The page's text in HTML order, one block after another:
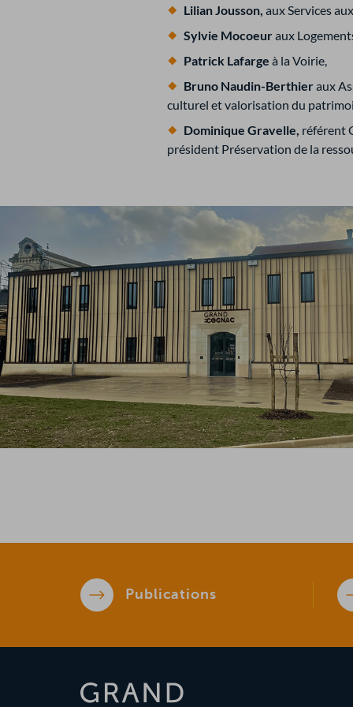
Lilian Jousson, aux Services
Sylvie Mocoeuraux
Patrick Lafarge à la Voirie,
Bruno Naudin-Berthieraux
culturel et valorisation du
Dominique Gravelle, référent
président Préservation de la
Publications